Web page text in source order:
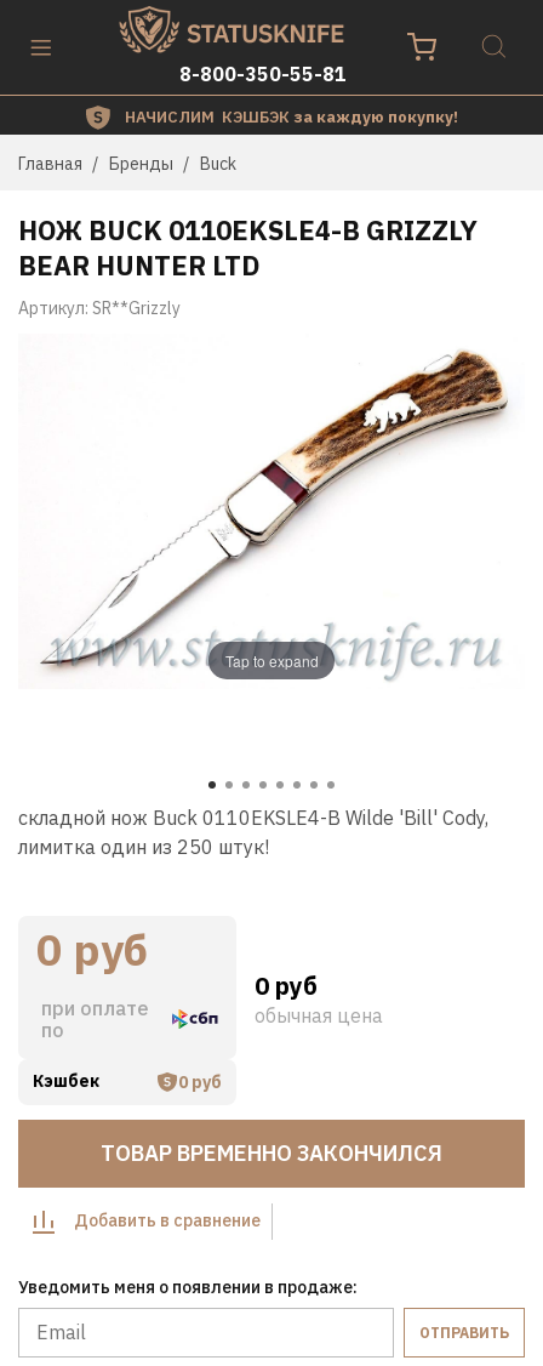
8-800-350-55-81
НАЧИСЛИМ КЭШБЭК за каждую покупку!
Главная Бренды Buck
Tap to expand
Артикул: SR**Grizzly
НОЖ BUCK 0110EKSLE4-B GRIZZLY
BEAR HUNTER LTD
складной нож Buck 0110EKSLE4-B Wilde 'Bill' Cody,
лимитка один из 250 штук!
0 руб
при оплате
по
Кэшбек 0 руб
0 руб
обычная цена
ТОВАР ВРЕМЕННО ЗАКОНЧИЛСЯ
Добавить в сравнение
Уведомить меня о появлении в продаже:
ОТПРАВИТЬ